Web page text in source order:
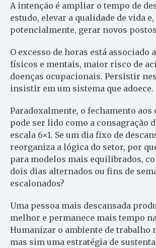
A intenção é ampliar o tempo de
estudo, elevar a qualidade de vida e,
potencialmente, gerar novos
O excesso de horas está associado
físicos e mentais, maior risco de
doenças ocupacionais. Persistir
insistir em um sistema que adoece.
Paradoxalmente, o fechamento aos
pode ser lido como a consagração
escala 6×1. Se um dia fixo de
reorganiza a lógica do setor, por
para modelos mais equilibrados,
dois dias alternados ou fins de
escalonados?
Uma pessoa mais descansada
melhor e permanece mais tempo
Humanizar o ambiente de trabalho
mas sim uma estratégia de